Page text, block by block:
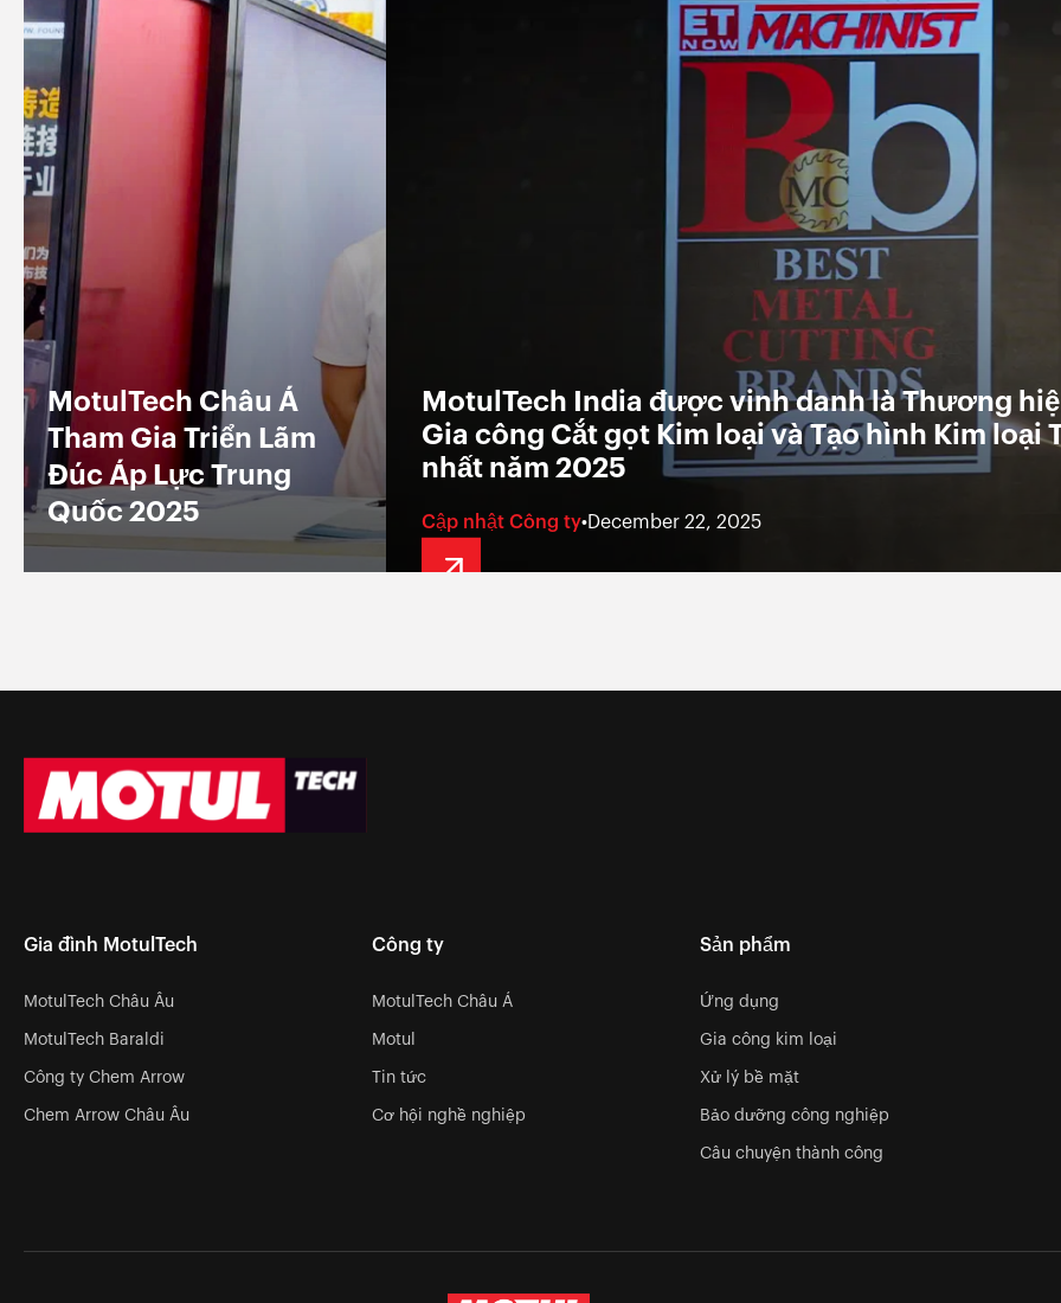
MotulTech Châu Á
Tham Gia Triển Lãm
Đúc Áp Lực Trung
Quốc 2025
MotulTech India được vinh danh là Thương
Gia công Cắt gọt Kim loại và Tạo hình Kim loại
nhất năm 2025
Cập nhật Công ty•December 22, 2025
Gia đình MotulTech
MotulTech Châu Âu
MotulTech Baraldi
Công ty Chem Arrow
Chem Arrow Châu Âu
Công ty
MotulTech Châu Á
Motul
Tin tức
Cơ hội nghề nghiệp
Sản phẩm
Ứng dụng
Gia công kim loại
Xử lý bề mặt
Bảo dưỡng công nghiệp
Câu chuyện thành công